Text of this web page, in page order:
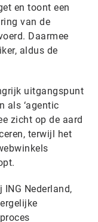
en toont een
van de
Daarmee
aldus de
uitgangspunt
als ‘agentic
zicht op de aard
terwijl het
Nederland,